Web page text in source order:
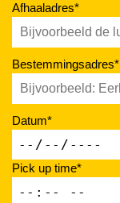
Afhaaladres*
Bestemmingsadres*
Datum*
Pick up time*